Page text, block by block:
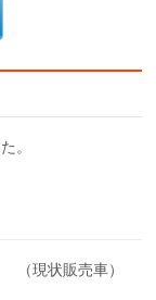
。
（現状販売車）